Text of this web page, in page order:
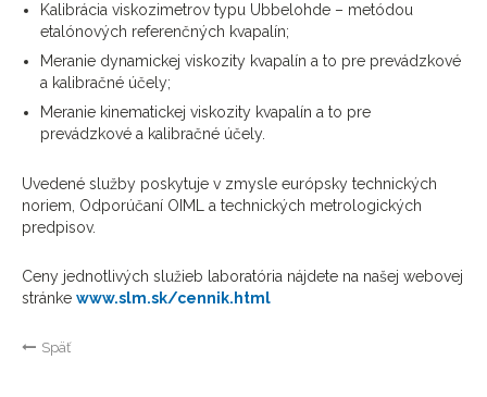
Kalibrácia viskozimetrov typu Ubbelohde – metódou
etalónových referenčných kvapalín;
Meranie dynamickej viskozity kvapalín a to pre prevádzkové
a kalibračné účely;
Meranie kinematickej viskozity kvapalín a to pre
prevádzkové a kalibračné účely.
Uvedené služby poskytuje v zmysle európsky technických
noriem, Odporúčaní OIML a technických metrologických
predpisov.
Ceny jednotlivých služieb laboratória nájdete na našej webovej
stránke www.slm.sk/cennik.html
Späť